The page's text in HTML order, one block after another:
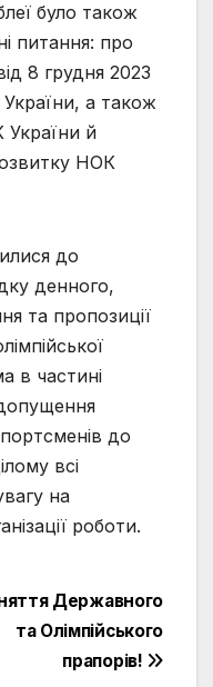
було також
питання: про
8 грудня 2023
а також
України й
НОК
до
денного,
та пропозиції
в частині
до
всі
на
роботи.
Державного
та Олімпійського
прапорів!